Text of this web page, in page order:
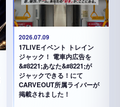
2026.07.09
17LIVEイベント トレイン
ジャック！ 電車内広告を
&#8221;あなた&#8221;が
ジャックできる！にて
CARVEOUT所属ライバーが
掲載されました！